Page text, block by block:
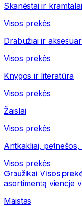
Skanėstai ir kramtalai
Visos prekės
Drabužiai ir
Visos prekės
Knygos ir literatūra
Visos prekės
Žaislai
Visos prekės
Antkakliai,
Visos prekės
Graužikai Visos
asortimentą vienoje
Maistas